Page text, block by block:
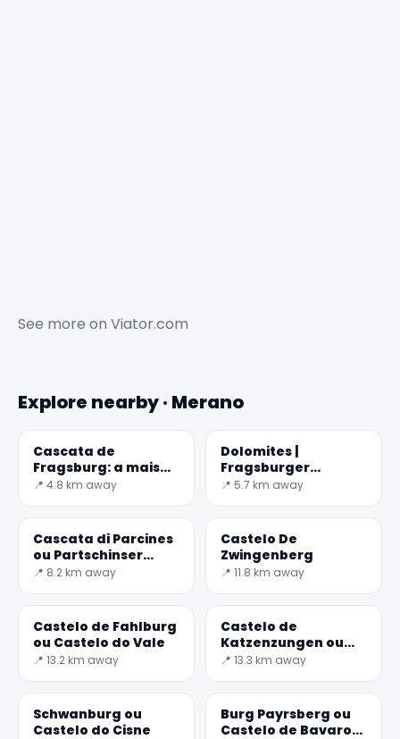
See more on Viator.com
Explore nearby · Merano
Cascata de
Fragsburg: a mais
alta do Tirol do Sul
📍 4.8 km away
Dolomites |
Fragsburger
Wasserfall ou
Sinigo
📍 5.7 km away
Cascata di Parcines
ou Partschinser
Wasserfall
📍 8.2 km away
Castelo De
Zwingenberg
📍 11.8 km away
Castelo de Fahlburg
ou Castelo do Vale
📍 13.2 km away
Castelo de
Katzenzungen ou
Castelo de cat em
📍 13.3 km away
Schwanburg ou
Castelo do Cisne
Burg Payrsberg ou
Castelo de Bavaro